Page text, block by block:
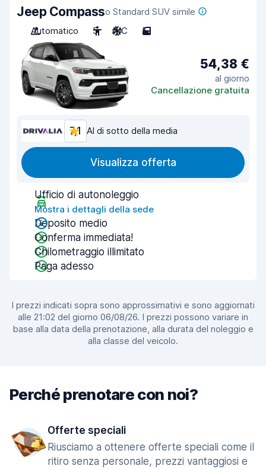
Jeep Compasso Standard SUV simile
Automatico
5 A/C 5
54,38 €
al giorno
Cancellazione gratuita
7,1 Al di sotto della media
Visualizza offerta
Ufficio di autonoleggio
Mostra i dettagli della sede
Deposito medio
Conferma immediata!
Chilometraggio illimitato
Paga adesso
I prezzi indicati sopra sono approssimativi e sono aggiornati
alle 21:02 del giorno 06/08/26. I prezzi possono variare in
base alla data della prenotazione, alla durata del noleggio e
alla classe del veicolo.
Perché prenotare con noi?
Offerte speciali
Riusciamo a ottenere offerte speciali come il
ritiro senza personale, prezzi vantaggiosi e